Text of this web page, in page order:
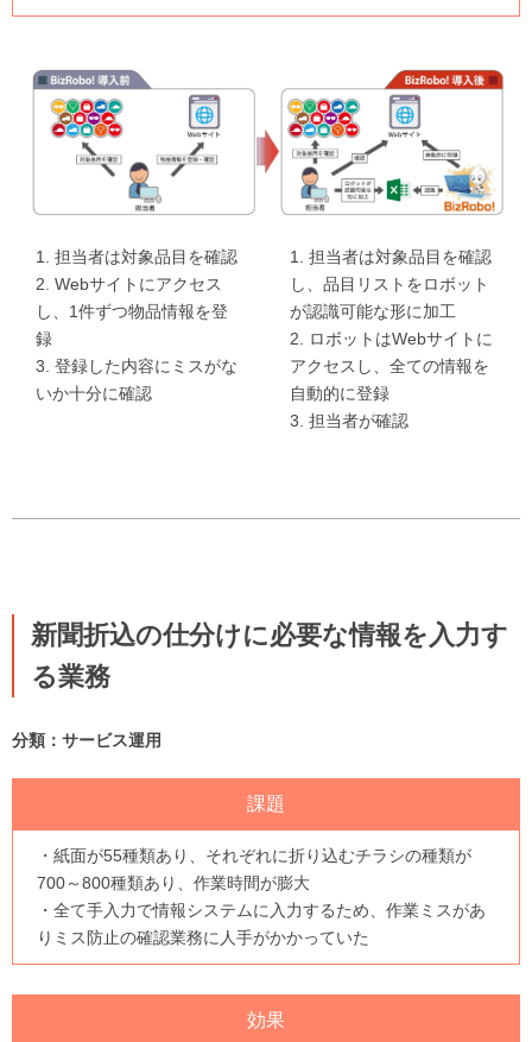
1. 担当者は対象品目を確認
2. Webサイトにアクセス
し、1件ずつ物品情報を登
録
3. 登録した内容にミスがな
いか十分に確認
1. 担当者は対象品目を確認
し、品目リストをロボット
が認識可能な形に加工
2. ロボットはWebサイトに
アクセスし、全ての情報を
自動的に登録
3. 担当者が確認
新聞折込の仕分けに必要な情報を入力す
る業務
分類：サービス運用
課題
・紙面が55種類あり、それぞれに折り込むチラシの種類が
700～800種類あり、作業時間が膨大
・全て手入力で情報システムに入力するため、作業ミスがあ
りミス防止の確認業務に人手がかかっていた
効果